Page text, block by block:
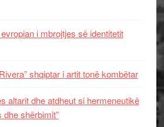
i mbrojtjes së identitetit
shqiptar i artit tonë kombëtar
altarit dhe atdheut si hermeneutikë
shërbimit”